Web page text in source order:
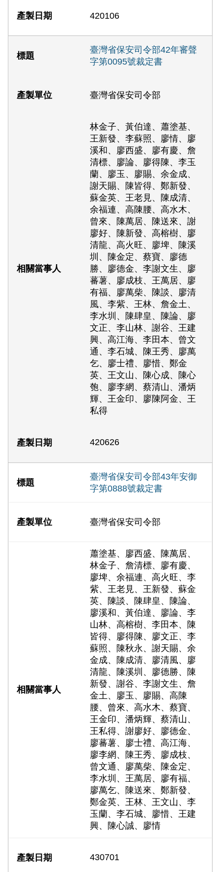
420106
臺灣省保安司令部42年審聲
字第0095號裁定書
臺灣省保安司令部
林金子、黃伯達、蕭塗基、
王新發、李蘇照、廖情、廖
溪和、廖西盛、廖有慶、詹
清標、廖論、廖得陳、李玉
蘭、廖玉、廖賜、余金成、
謝天賜、陳皆得、鄭新發、
蘇金英、王老見、陳成清、
余福連、高陳腰、高水木、
曾來、陳萬居、陳送來、謝
廖好、陳新發、高榕樹、廖
清龍、高火旺、廖埤、陳溪
圳、陳金定、蔡寶、廖德
勝、廖德金、李謝文生、廖
蕃薯、廖成枝、王萬居、廖
有福、廖萬柴、陳談、廖清
風、李紫、王林、詹金土、
李水圳、陳肆皇、陳論、廖
文正、李山林、謝谷、王建
興、高江海、李田本、曾文
通、李石城、陳王秀、廖萬
乞、廖士禮、廖惜、鄭金
英、王文山、陳心成、陳心
匏、廖李網、蔡清山、潘炳
輝、王金印、廖陳阿金、王
私得
420626
臺灣省保安司令部43年安御
字第0888號裁定書
臺灣省保安司令部
蕭塗基、廖西盛、陳萬居、
林金子、詹清標、廖有慶、
廖埤、余福連、高火旺、李
紫、王老見、王新發、蘇金
英、陳談、陳肆皇、陳論、
廖溪和、黃伯達、廖論、李
山林、高榕樹、李田本、陳
皆得、廖得陳、廖文正、李
蘇照、陳秋永、謝天賜、余
金成、陳成清、廖清風、廖
清龍、陳溪圳、廖德勝、陳
新發、謝谷、李謝文生、詹
金土、廖玉、廖賜、高陳
腰、曾來、高水木、蔡寶、
王金印、潘炳輝、蔡清山、
王私得、謝廖好、廖德金、
廖蕃薯、廖士禮、高江海、
廖李網、陳王秀、廖成枝、
曾文通、廖萬柴、陳金定、
李水圳、王萬居、廖有福、
廖萬乞、陳送來、鄭新發、
鄭金英、王林、王文山、李
玉蘭、李石城、廖惜、王建
興、陳心誠、廖情
430701